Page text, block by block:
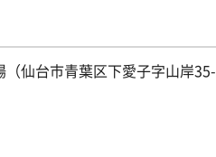
仙台市青葉区下愛子字山岸